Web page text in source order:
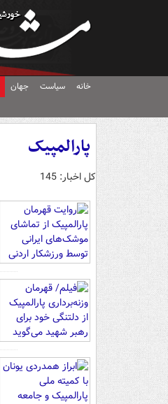
خانه سیاست جهان
پارالمپیک
کل اخبار: 145